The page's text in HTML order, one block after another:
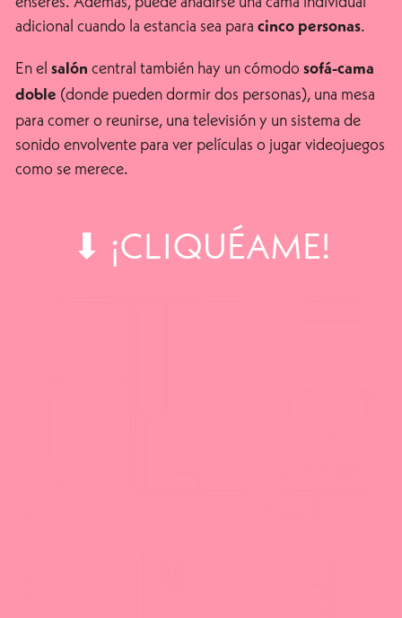
adicional cuando la estancia sea para cinco personas.
En el salón central también hay un cómodo sofá-cama
doble (donde pueden dormir dos personas), una mesa
para comer o reunirse, una televisión y un sistema de
sonido envolvente para ver películas o jugar videojuegos
como se merece.
⬇ ¡CLIQUÉAME!